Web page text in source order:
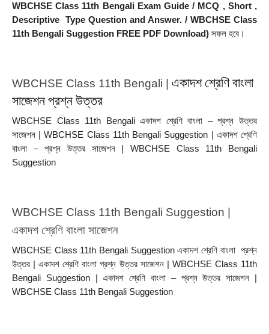
WBCHSE Class 11th Bengali Exam Guide / MCQ , Short ,
Descriptive  Type Question and Answer. / WBCHSE Class
11th Bengali Suggestion FREE PDF Download) সফল হবে।
WBCHSE Class 11th Bengali | একাদশ শ্রেণি বাংলা
সাজেশন প্রশ্ন উত্তর
WBCHSE Class 11th Bengali একাদশ শ্রেণি বাংলা – প্রশ্ন উত্তর
সাজেশন | WBCHSE Class 11th Bengali Suggestion | একাদশ শ্রেণি
বাংলা – প্রশ্ন উত্তর সাজেশন | WBCHSE Class 11th Bengali
Suggestion
WBCHSE Class 11th Bengali Suggestion |
একাদশ শ্রেণি বাংলা সাজেশন
WBCHSE Class 11th Bengali Suggestion একাদশ শ্রেণি বাংলা  প্রশ্ন
উত্তর | একাদশ শ্রেণি বাংলা প্রশ্ন উত্তর সাজেশন | WBCHSE Class 11th
Bengali Suggestion | একাদশ শ্রেণি বাংলা – প্রশ্ন উত্তর সাজেশন |
WBCHSE Class 11th Bengali Suggestion